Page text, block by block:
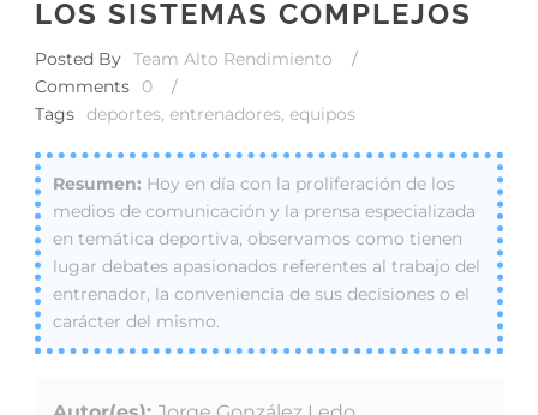
LOS SISTEMAS COMPLEJOS
Posted By Team Alto Rendimiento
/
Comments
0
/
Tags deportes, entrenadores, equipos
Hoy en día con la proliferación de los
medios de comunicación y la prensa especializada
en temática deportiva, observamos como tienen
lugar debates apasionados referentes al trabajo del
entrenador, la conveniencia de sus decisiones o el
carácter del mismo.